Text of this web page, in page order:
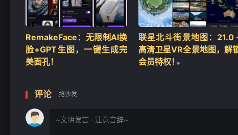
RemakeFace：无限制AI换
脸+GPT生图，一键生成完
美面孔！
联星北斗街景地图：21.0
高清卫星VR全景地图，解
会员特权！
评论 抢沙发